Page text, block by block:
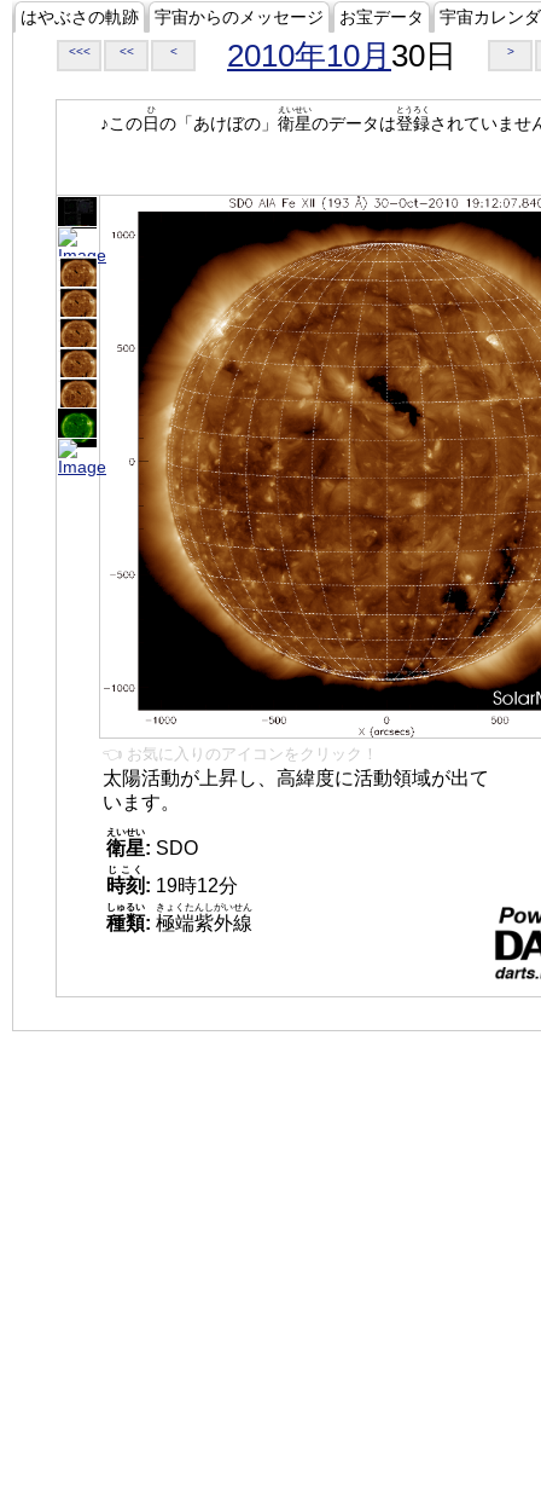
はやぶさの軌跡 宇宙からのメッセージ お宝データ 宇宙カレン
<<< << < 2010年10月 30日 >
♪この日
ひ
の「あけぼの」 衛星
えいせい
のデータは登録
とうろく
されていませ
👈 お気に入りのアイコンをクリック！
太陽活動が上昇し、高緯度に活動領域が出て
います。
衛星
えいせい
: SDO
時刻
じこく
: 19時12分
種類
しゅるい
: 極端紫外線
きょくたんしがいせん